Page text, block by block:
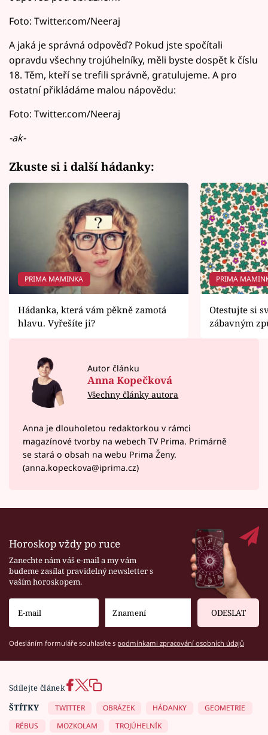
Foto: Twitter.com/Neeraj
A jaká je správná odpověď? Pokud jste spočítali
opravdu všechny trojúhelníky, měli byste dospět k číslu
18. Těm, kteří se trefili správně, gratulujeme. A pro
ostatní přikládáme malou nápovědu:
Foto: Twitter.com/Neeraj
-ak-
Zkuste si i další hádanky:
PRIMA MAMINKA
Hádanka, která vám pěkně zamotá
hlavu. Vyřešíte ji?
PRIMA
Otestujte si
zábavným
Autor článku
Anna Kopečková
Všechny články autora
Anna je dlouholetou redaktorkou v rámci
magazínové tvorby na webech TV Prima. Primárně
se stará o obsah na webu Prima Ženy.
(anna.kopeckova@iprima.cz)
Horoskop vždy po ruce
Zanechte nám váš e-mail a my vám
budeme zasílat pravidelný newsletter s
vaším horoskopem.
ODESLAT
Odesláním formuláře souhlasíte s podmínkami zpracování osobních údajů
Sdílejte článek
ŠTÍTKY
TWITTER OBRÁZEK HÁDANKY
GEOMETRIE
RÉBUS
MOZKOLAM TROJÚHELNÍK